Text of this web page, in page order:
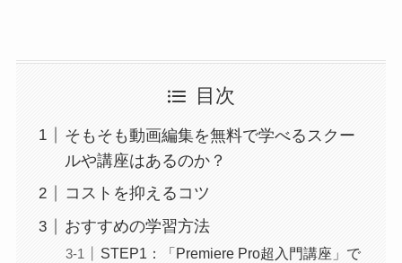
目次
そもそも動画編集を無料で学べるスクー
ルや講座はあるのか？
コストを抑えるコツ
おすすめの学習方法
STEP1：「Premiere Pro超入門講座」で